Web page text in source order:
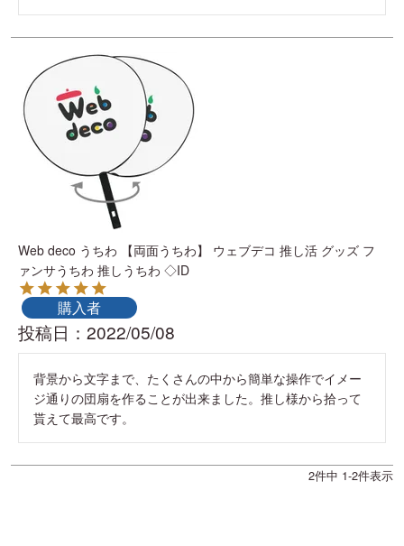
Web deco うちわ 【両面うちわ】 ウェブデコ 推し活 グッズ フ
ァンサうちわ 推しうちわ ◇ID
購入者
投稿日 2022/05/08
背景から文字まで、たくさんの中から簡単な操作でイメー
ジ通りの団扇を作ることが出来ました。推し様から拾って
貰えて最高です。
2件中 1-2件表示